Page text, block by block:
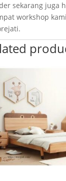
sekarang juga
workshop